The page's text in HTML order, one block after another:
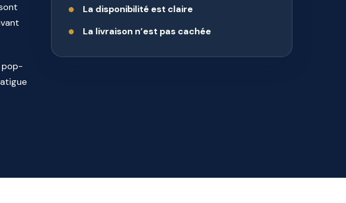
pop-
La disponibilité est claire
La livraison n’est pas cachée